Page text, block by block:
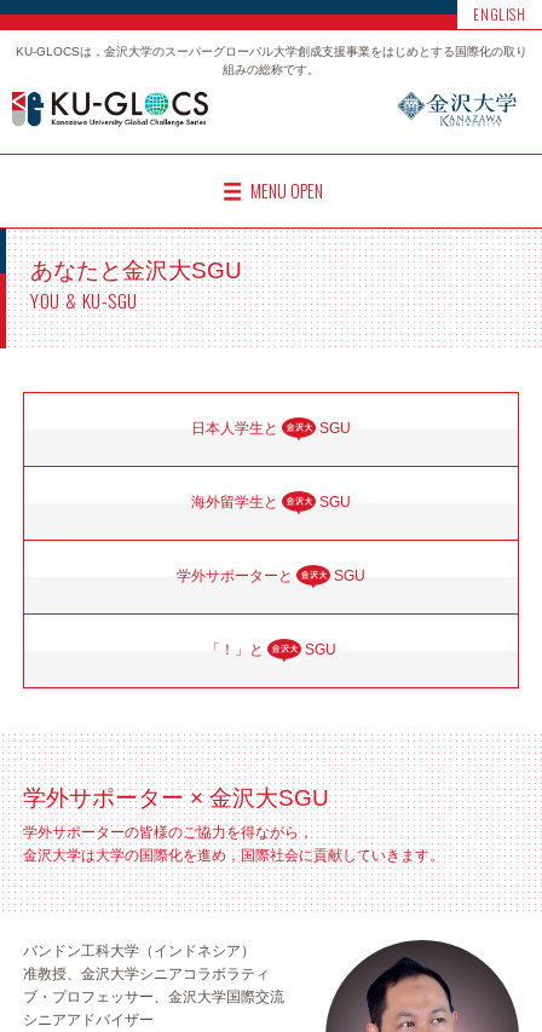
ENGLISH
KU-GLOCSは，金沢大学のスーパーグローバル大学創成支援事業をはじめとする国際化の取り
組みの総称です。
MENU OPEN
あなたと金沢大SGU
YOU & KU-SGU
日本人学生と SGU
海外留学生と SGU
学外サポーターと SGU
「！」と SGU
学外サポーター × 金沢大SGU
学外サポーターの皆様のご協力を得ながら，
金沢大学は大学の国際化を進め，国際社会に貢献していきます。
バンドン工科大学（インドネシア）
准教授、金沢大学シニアコラボラティ
ブ・プロフェッサー、金沢大学国際交流
シニアアドバイザー